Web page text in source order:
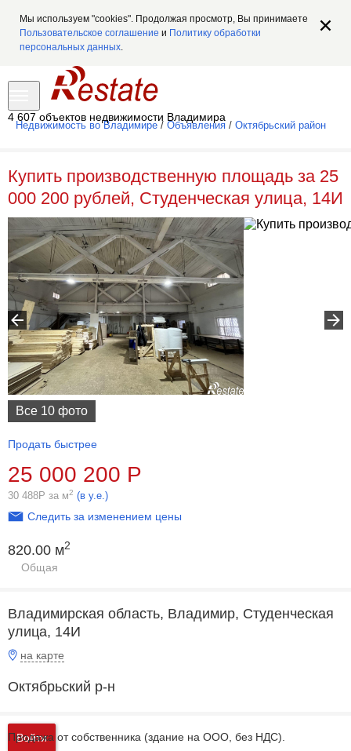
Мы используем "cookies". Продолжая просмотр, Вы принимаете
Пользовательское соглашение и Политику обработки
персональных данных.
4 607 объектов недвижимости Владимира
Войти
Недвижимость во Владимире / Объявления / Октябрьский район
Купить производственную площадь за 25
000 200 рублей, Студенческая улица, 14И
Все 10 фото
Продать быстрее
25 000 200 Р
30 488Р за м2 (в у.е.)
Следить за изменением цены
820.00 м2
Общая
Владимирская область, Владимир, Студенческая
улица, 14И
на карте
Октябрьский р-н
Продажа от собственника (здание на ООО, без НДС).